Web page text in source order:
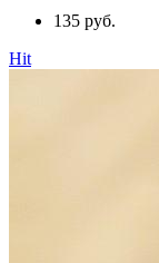
135 руб.
Hit